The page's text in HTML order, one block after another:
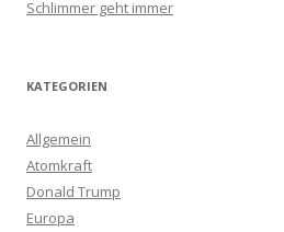
Schlimmer geht immer
KATEGORIEN
Allgemein
Atomkraft
Donald Trump
Europa